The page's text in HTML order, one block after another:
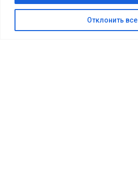
Отклонить все